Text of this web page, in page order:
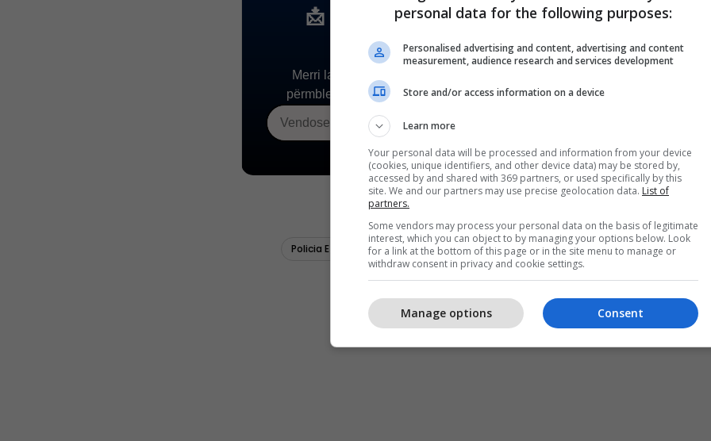
personal data for the following purposes:
Personalised advertising and content, advertising and content
measurement, audience research and services development
Store and/or access information on a device
Learn more
Your personal data will be processed and information from your device
(cookies, unique identifiers, and other device data) may be stored by,
accessed by and shared with 369 partners, or used specifically by this
site. We and our partners may use precise geolocation data. List of
partners.
Some vendors may process your personal data on the basis of legitimate
interest, which you can object to by managing your options below. Look
for a link at the bottom of this page or in the site menu to manage or
withdraw consent in privacy and cookie settings.
Consent
Manage options